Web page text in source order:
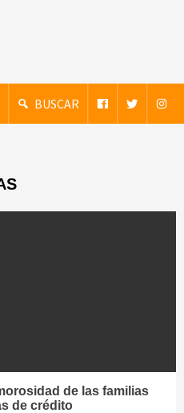
BUSCAR
de las familias
de crédito